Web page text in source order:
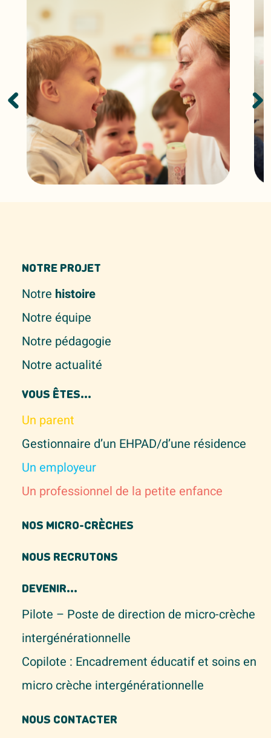
NOTRE PROJET
Notre histoire
Notre équipe
Notre pédagogie
Notre actualité
VOUS ÊTES...
Un parent
Gestionnaire d’un EHPAD/d’une résidence
Un employeur
Un professionnel de la petite enfance
NOS MICRO-CRÈCHES
NOUS RECRUTONS
DEVENIR...
Pilote – Poste de direction de micro-crèche
intergénérationnelle
Copilote : Encadrement éducatif et soins en
micro crèche intergénérationnelle
NOUS CONTACTER